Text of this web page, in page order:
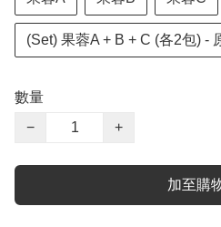
(Set) 果蓉A + B + C (各2包) -
數量
−
+
加至購